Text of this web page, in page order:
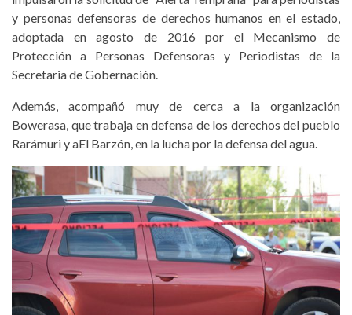
y personas defensoras de derechos humanos en el estado,
adoptada en agosto de 2016 por el Mecanismo de
Protección a Personas Defensoras y Periodistas de la
Secretaria de Gobernación.
Además, acompañó muy de cerca a la organización
Bowerasa, que trabaja en defensa de los derechos del pueblo
Rarámuri y aEl Barzón, en la lucha por la defensa del agua.